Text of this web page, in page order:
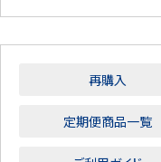
再購入
定期便商品一覧